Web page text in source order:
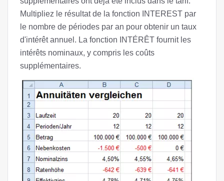
Multipliez le résultat de la fonction INTEREST par
le nombre de périodes par an pour obtenir un taux
d'intérêt annuel. La fonction INTÉRÊT fournit les
intérêts nominaux, y compris les coûts
supplémentaires.